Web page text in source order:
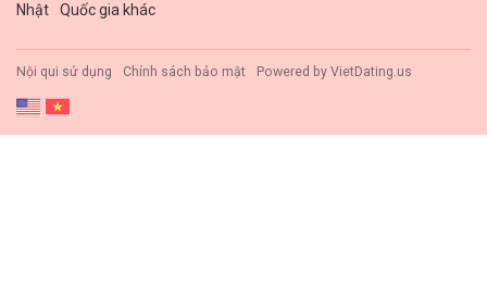
Nhật
Quốc gia khác
Nội qui sử dụng Chính sách bảo mật Powered by VietDating.us